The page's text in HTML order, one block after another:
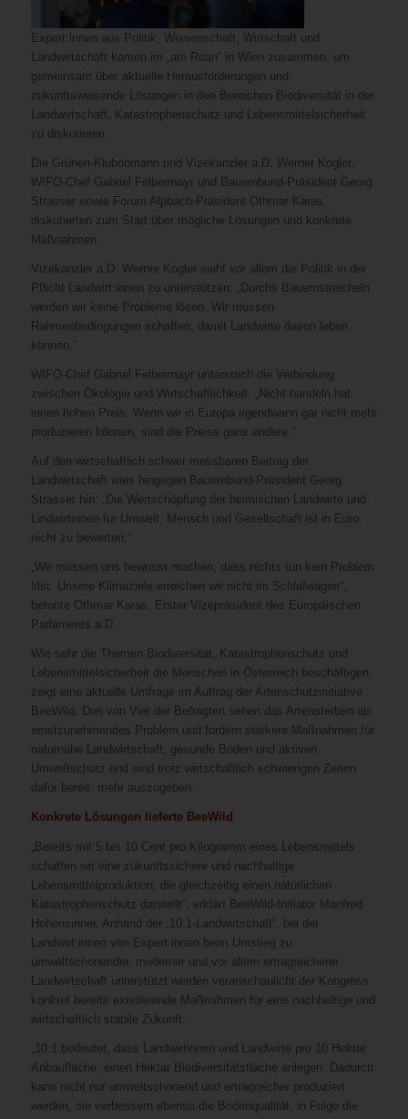
Expert:innen aus Politik, Wissenschaft, Wirtschaft und
Landwirtschaft kamen im „am Roan“ in Wien zusammen, um
gemeinsam über aktuelle Herausforderungen und
zukunftsweisende Lösungen in den Bereichen Biodiversität in der
Landwirtschaft, Katastrophenschutz und Lebensmittelsicherheit
zu diskutieren.
Die Grünen-Klubobmann und Vizekanzler a.D. Werner Kogler,
WIFO-Chef Gabriel Felbermayr und Bauernbund-Präsident Georg
Strasser sowie Forum Alpbach-Präsident Othmar Karas,
diskutierten zum Start über mögliche Lösungen und konkrete
Maßnahmen.
Vizekanzler a.D. Werner Kogler sieht vor allem die Politik in der
Pflicht Landwirt:innen zu unterstützen: „Durchs Bauernstreicheln
werden wir keine Probleme lösen. Wir müssen
Rahmenbedingungen schaffen, damit Landwirte davon leben
können.“
WIFO-Chef Gabriel Felbermayr unterstrich die Verbindung
zwischen Ökologie und Wirtschaftlichkeit: „Nicht handeln hat
einen hohen Preis. Wenn wir in Europa irgendwann gar nicht mehr
produzieren können, sind die Preise ganz andere.“
Auf den wirtschaftlich schwer messbaren Beitrag der
Landwirtschaft wies hingegen Bauernbund-Präsident Georg
Strasser hin: „Die Wertschöpfung der heimischen Landwirte und
Lindwirtinnen für Umwelt, Mensch und Gesellschaft ist in Euro
nicht zu bewerten.“
„Wir müssen uns bewusst machen, dass nichts tun kein Problem
löst. Unsere Klimaziele erreichen wir nicht im Schlafwagen“,
betonte Othmar Karas, Erster Vizepräsident des Europäischen
Parlaments a.D.
Wie sehr die Themen Biodiversität, Katastrophenschutz und
Lebensmittelsicherheit die Menschen in Österreich beschäftigen,
zeigt eine aktuelle Umfrage im Auftrag der Artenschutzinitiative
BeeWild. Drei von Vier der Befragten sehen das Artensterben als
ernstzunehmendes Problem und fordern stärkere Maßnahmen für
naturnahe Landwirtschaft, gesunde Böden und aktiven
Umweltschutz und sind trotz wirtschaftlich schwierigen Zeiten
dafür bereit, mehr auszugeben.
Konkrete Lösungen lieferte BeeWild
„Bereits mit 5 bis 10 Cent pro Kilogramm eines Lebensmittels
schaffen wir eine zukunftssichere und nachhaltige
Lebensmittelproduktion, die gleichzeitig einen natürlichen
Katastrophenschutz darstellt“, erklärt BeeWild-Initiator Manfred
Hohensinner. Anhand der „10:1-Landwirtschaft“, bei der
Landwirt:innen von Expert:innen beim Umstieg zu
umweltschonender, moderner und vor allem ertragreicherer
Landwirtschaft unterstützt werden veranschaulicht der Kongress
konkret bereits existierende Maßnahmen für eine nachhaltige und
wirtschaftlich stabile Zukunft.
„10:1 bedeutet, dass Landwirtinnen und Landwirte pro 10 Hektar
Anbaufläche, einen Hektar Biodiversitätsfläche anlegen. Dadurch
kann nicht nur umweltschonend und ertragreicher produziert
werden, sie verbessern ebenso die Bodenqualität, in Folge die